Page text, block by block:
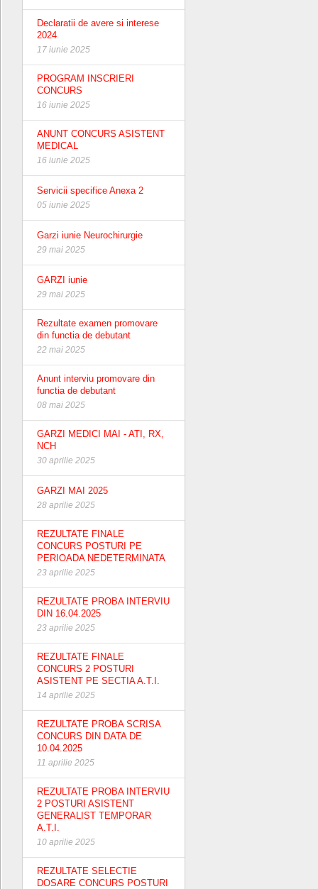
Declaratii de avere si interese
2024
17 iunie 2025
PROGRAM INSCRIERI
CONCURS
16 iunie 2025
ANUNT CONCURS ASISTENT
MEDICAL
16 iunie 2025
Servicii specifice Anexa 2
05 iunie 2025
Garzi iunie Neurochirurgie
29 mai 2025
GARZI iunie
29 mai 2025
Rezultate examen promovare
din functia de debutant
22 mai 2025
Anunt interviu promovare din
functia de debutant
08 mai 2025
GARZI MEDICI MAI - ATI, RX,
NCH
30 aprilie 2025
GARZI MAI 2025
28 aprilie 2025
REZULTATE FINALE
CONCURS POSTURI PE
PERIOADA NEDETERMINATA
23 aprilie 2025
REZULTATE PROBA INTERVIU
DIN 16.04.2025
23 aprilie 2025
REZULTATE FINALE
CONCURS 2 POSTURI
ASISTENT PE SECTIA A.T.I.
14 aprilie 2025
REZULTATE PROBA SCRISA
CONCURS DIN DATA DE
10.04.2025
11 aprilie 2025
REZULTATE PROBA INTERVIU
2 POSTURI ASISTENT
GENERALIST TEMPORAR
A.T.I.
10 aprilie 2025
REZULTATE SELECTIE
DOSARE CONCURS POSTURI